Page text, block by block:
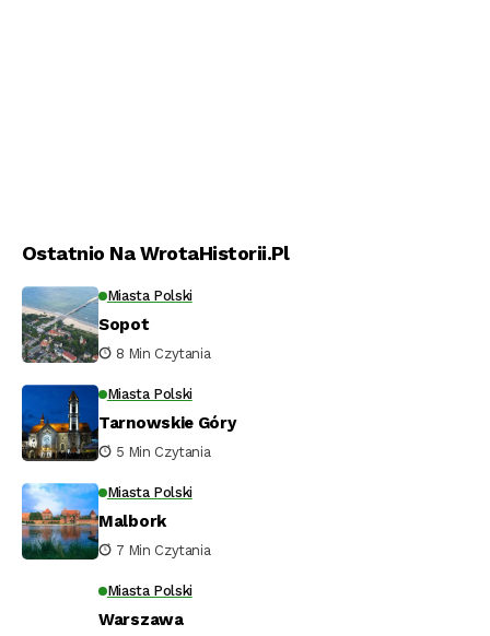
Ostatnio Na WrotaHistorii.pl
Miasta Polski
Sopot
8 Min Czytania
Miasta Polski
Tarnowskie Góry
5 Min Czytania
Miasta Polski
Malbork
7 Min Czytania
Miasta Polski
Warszawa